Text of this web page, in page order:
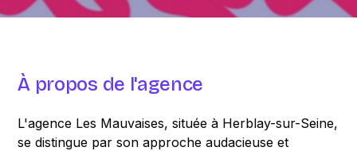
À propos de l'agence
L'agence Les Mauvaises, située à Herblay-sur-Seine,
se distingue par son approche audacieuse et